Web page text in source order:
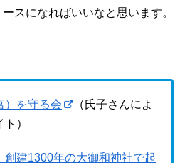
スになればいいなと思います。
）を守る会
（氏子さんによ
）
建1300年の大御和神社で起